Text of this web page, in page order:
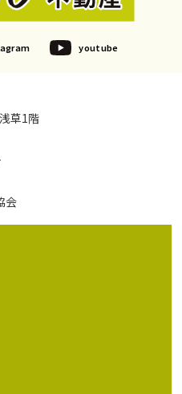
youtube
草1階
会